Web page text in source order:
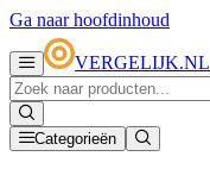
Ga naar hoofdinhoud
VERGELIJK.NL
Categorieën